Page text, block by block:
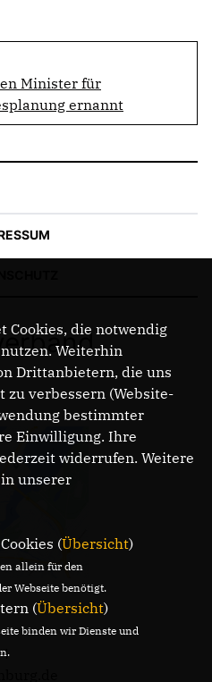
Minister für
ernannt
Cookies, die notwendig
Weiterhin
Drittanbietern, die uns
zu verbessern (Website-
bestimmter
Einwilligung. Ihre
widerrufen. Weitere
unserer
(Übersicht)
allein für den
Webseite benötigt.
(Übersicht)
binden wir Dienste und